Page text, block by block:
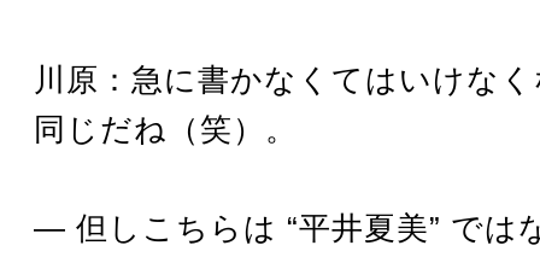
川原：急に書かなくてはいけな
同じだね（笑）。
― 但しこちらは “平井夏美” では